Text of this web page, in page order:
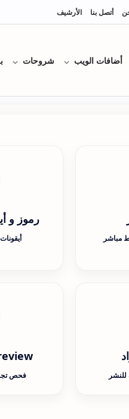
أتصل بنا الأرشيف
أضافات الويب شروحات
مباشر
رموز و
للنشر فحص